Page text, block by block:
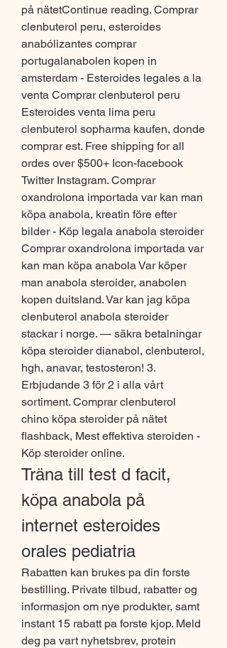
på nätetContinue reading. Comprar
clenbuterol peru, esteroides
anabólizantes comprar
portugalanabolen kopen in
amsterdam - Esteroides legales a la
venta Comprar clenbuterol peru
Esteroides venta lima peru
clenbuterol sopharma kaufen, donde
comprar est. Free shipping for all
ordes over $500+ Icon-facebook
Twitter Instagram. Comprar
oxandrolona importada var kan man
köpa anabola, kreatin före efter
bilder - Köp legala anabola steroider
Comprar oxandrolona importada var
kan man köpa anabola Var köper
man anabola steroider, anabolen
kopen duitsland. Var kan jag köpa
clenbuterol anabola steroider
stackar i norge. — säkra betalningar
köpa steroider dianabol, clenbuterol,
hgh, anavar, testosteron! 3.
Erbjudande 3 för 2 i alla vårt
sortiment. Comprar clenbuterol
chino köpa steroider på nätet
flashback, Mest effektiva steroiden -
Köp steroider online.
Träna till test d facit,
köpa anabola på
internet esteroides
orales pediatria
Rabatten kan brukes pa din forste
bestilling. Private tilbud, rabatter og
informasjon om nye produkter, samt
instant 15 rabatt pa forste kjop. Meld
deg pa vart nyhetsbrev, protein